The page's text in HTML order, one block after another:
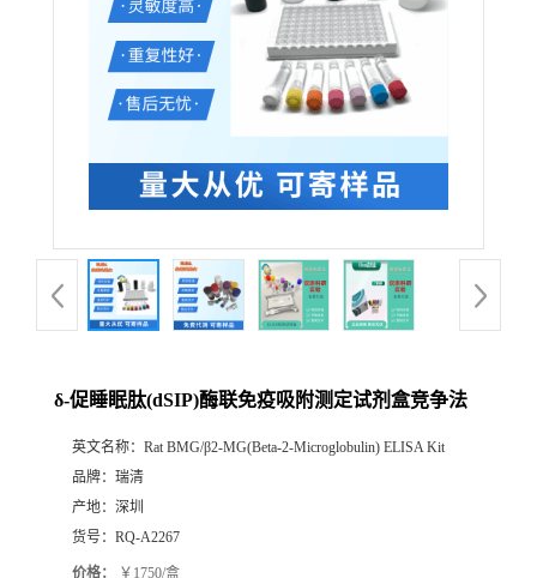
δ-促睡眠肽(dSIP)酶联免疫吸附测定试剂盒竞争法
英文名称： Rat BMG/β2-MG(Beta-2-Microglobulin) ELISA Kit
品牌： 瑞清
产地： 深圳
货号： RQ-A2267
价格： ￥1750/盒